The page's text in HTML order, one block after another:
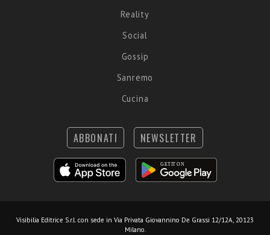
Reality
Social
Gossip
Sanremo
Cucina
ABBONATI NEWSLETTER
Visibilia Editrice S.r.l. con sede in Via Privata Giovannino De Grassi 12/12A, 20123
Milano.